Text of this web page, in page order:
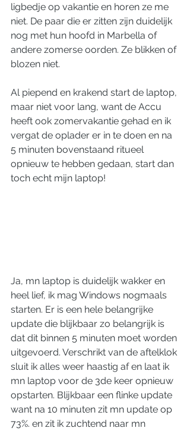
ligbedje op vakantie en horen ze me
niet. De paar die er zitten zijn duidelijk
nog met hun hoofd in Marbella of
andere zomerse oorden. Ze blikken of
blozen niet.
Al piepend en krakend start de laptop,
maar niet voor lang, want de Accu
heeft ook zomervakantie gehad en ik
vergat de oplader er in te doen en na
5 minuten bovenstaand ritueel
opnieuw te hebben gedaan, start dan
toch echt mijn laptop!
Ja, mn laptop is duidelijk wakker en
heel lief, ik mag Windows nogmaals
starten. Er is een hele belangrijke
update die blijkbaar zo belangrijk is
dat dit binnen 5 minuten moet worden
uitgevoerd. Verschrikt van de aftelklok
sluit ik alles weer haastig af en laat ik
mn laptop voor de 3de keer opnieuw
opstarten. Blijkbaar een flinke update
want na 10 minuten zit mn update op
73%. en zit ik zuchtend naar mn